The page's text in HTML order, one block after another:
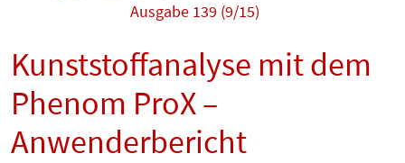
Ausgabe 139 (9/15)
Kunststoffanalyse mit dem
Phenom ProX –
Anwenderbericht